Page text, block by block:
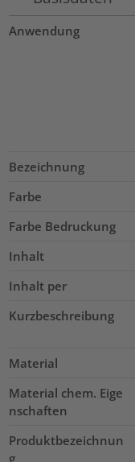
Anwendung
Bezeichnung
Farbe
Farbe Bedruckung
Inhalt
Inhalt per
Kurzbeschreibung
Material
Material chem. Eige
nschaften
Produktbezeichnun
g